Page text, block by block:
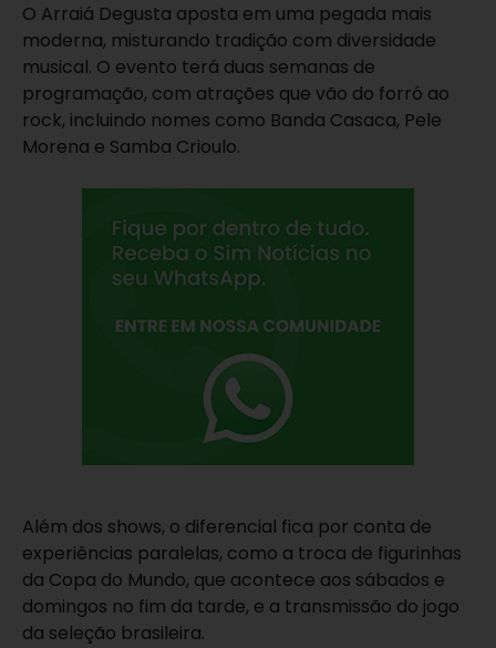
O Arraiá Degusta aposta em uma pegada mais
moderna, misturando tradição com diversidade
musical. O evento terá duas semanas de
programação, com atrações que vão do forró ao
rock, incluindo nomes como Banda Casaca, Pele
Morena e Samba Crioulo.
Além dos shows, o diferencial fica por conta de
experiências paralelas, como a troca de figurinhas
da Copa do Mundo, que acontece aos sábados e
domingos no fim da tarde, e a transmissão do jogo
da seleção brasileira.